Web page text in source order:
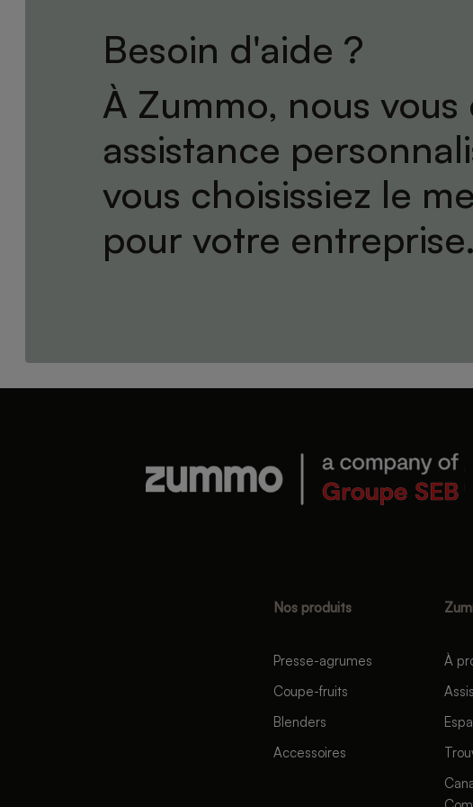
Besoin d'aide ?
À Zummo, nous
assistance
vous choisissiez le
pour votre entreprise.
Nos produits
Presse-agrumes
Coupe-fruits
Blenders
Accessoires
À